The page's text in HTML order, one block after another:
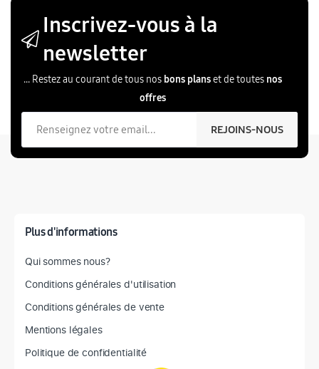
Afficher
Inscrivez-vous à la
newsletter
... Restez au courant de tous nos bons planset de toutes nos
offres
REJOINS-NOUS
Plus d'informations
Qui sommes nous?
Conditions générales d'utilisation
Conditions générales de vente
Mentions légales
Politique de confidentialité